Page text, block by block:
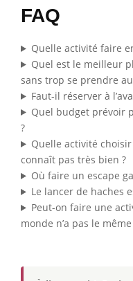
FAQ
Quelle activité faire
Quel est le meilleur
sans trop se prendre
Faut-il réserver à
Quel budget prévoir
?
Quelle activité
connaît pas très bien ?
Où faire un escape
Le lancer de haches
Peut-on faire une
monde n’a pas le